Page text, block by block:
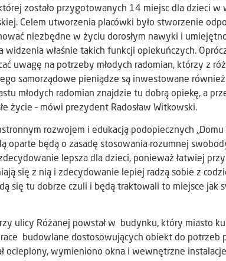
zostało przygotowanych 14 miejsc dla dzieci w
Celem utworzenia placówki było stworzenie
niezbędne w życiu dorosłym nawyki i
widzenia właśnie takich funkcji opiekuńczych.
uwagę na potrzeby młodych radomian, którzy z
samorządowe pieniądze są inwestowane
młodych radomian znajdzie tu dobrą opiekę, a
życie – mówi prezydent Radosław Witkowski.
rozwojem i edukacją podopiecznych „Domu
oparte będą o zasadę stosowania rozumnej
lepsza dla dzieci, ponieważ łatwiej
się z nią i zdecydowanie lepiej radzą sobie z
się tu dobrze czuli i będą traktowali to miejsce jak
ulicy Różanej powstał w budynku, który miasto
budowlane dostosowujących obiekt do potrzeb
ocieplony, wymieniono okna i wewnętrzne